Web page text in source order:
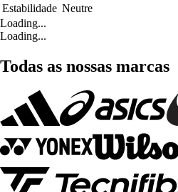
Estabilidade Neutre
Loading...
Loading...
Todas as nossas marcas